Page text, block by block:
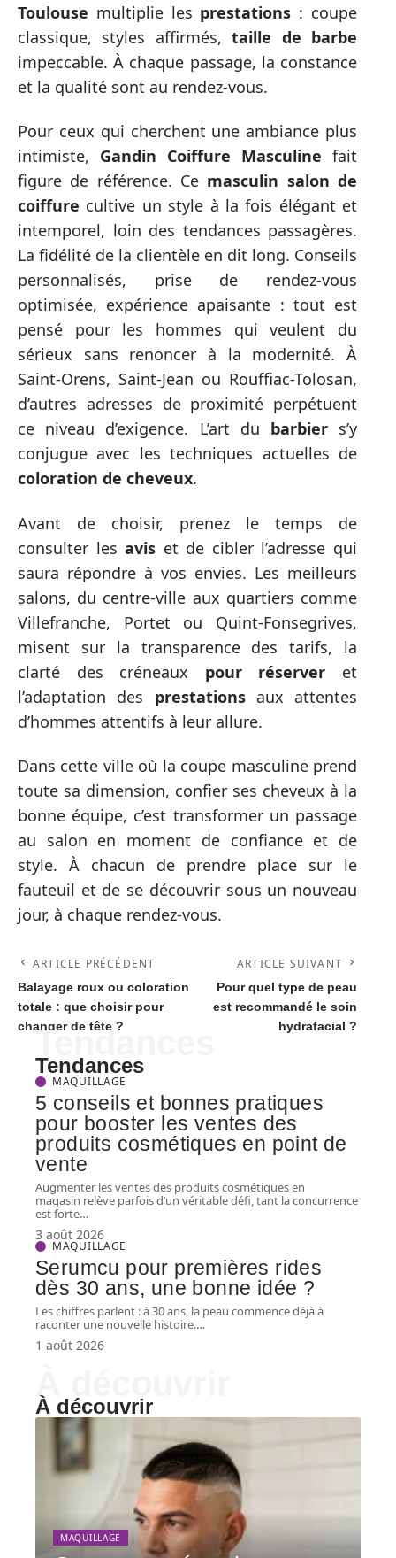
Toulouse multiplie les prestations : coupe
classique, styles affirmés,taille de barbe
impeccable. À chaque passage, la constance
et la qualité sont au rendez-vous.
Pour ceux qui cherchent une ambiance plus
intimiste, Gandin Coiffure Masculine fait
figure de référence. Ce masculin salon de
coiffure cultive un style à la fois élégant et
intemporel, loin des tendances passagères.
La fidélité de la clientèle en dit long. Conseils
personnalisés, prise de rendez-vous
optimisée, expérience apaisante : tout est
pensé pour les hommes qui veulent du
sérieux sans renoncer à la modernité. À
Saint-Orens, Saint-Jean ou Rouffiac-Tolosan,
d’autres adresses de proximité perpétuent
ce niveau d’exigence. L’art du barbiers’y
conjugue avec les techniques actuelles de
coloration de cheveux.
Avant de choisir, prenez le temps de
consulter lesavis et de cibler l’adresse qui
saura répondre à vos envies. Les meilleurs
salons, du centre-ville aux quartiers comme
Villefranche, Portet ou Quint-Fonsegrives,
misent sur la transparence des tarifs, la
clarté des créneaux pour réserver et
l’adaptation des prestationsaux attentes
d’hommes attentifs à leur allure.
Dans cette ville où la coupe masculine prend
toute sa dimension, confier ses cheveux à la
bonne équipe, c’est transformer un passage
au salon en moment de confiance et de
style. À chacun de prendre place sur le
fauteuil et de se découvrir sous un nouveau
jour, à chaque rendez-vous.
ARTICLE PRÉCÉDENT
Balayage roux ou coloration
totale : que choisir pour
changer de tête ?
ARTICLE SUIVANT
Pour quel type de peau
est recommandé le soin
hydrafacial ?
Tendances
Tendances
MAQUILLAGE
5 conseils et bonnes pratiques
pour booster les ventes des
produits cosmétiques en point de
vente
Augmenter les ventes des produits cosmétiques en
magasin relève parfois d’un véritable défi, tant la concurrence
est forte…
3 août 2026
MAQUILLAGE
Serumcu pour premières rides
dès 30 ans, une bonne idée ?
Les chiffres parlent : à 30 ans, la peau commence déjà à
raconter une nouvelle histoire.…
1 août 2026
À découvrir
MAQUILLAGE